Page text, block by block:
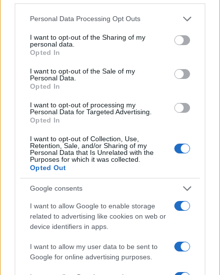
Please note that this website/app uses one or more Google
not limited to your visit or usage behaviour. You may click to
grant or deny consent to Google and its third-party tags to
use your data for below specified purposes in below Google
consent section.
Personal Data Processing Opt Outs
I want to opt-out of the Sharing of my
personal data.
Opted In
I want to opt-out of the Sale of my
Personal Data.
Opted In
I want to opt-out of processing my
Personal Data for Targeted Advertising.
Opted In
I want to opt-out of Collection, Use,
Retention, Sale, and/or Sharing of my
Personal Data that Is Unrelated with the
Purposes for which it was collected.
Opted Out
Google consents
I want to allow Google to enable storage
related to advertising like cookies on web or
device identifiers in apps.
I want to allow my user data to be sent to
Google for online advertising purposes.
AUTORE